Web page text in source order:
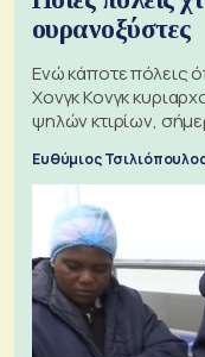
ουρανοξύστες
Ενώ κάποτε πόλεις
Χονγκ Κονγκ
ψηλών κτιρίων,
Ευθύμιος